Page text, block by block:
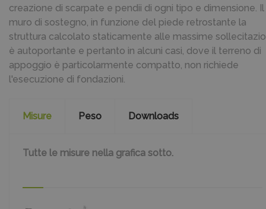
creazione di scarpate e pendii di ogni tipo e dimensione. Il
muro di sostegno, in funzione del piede retrostante la
struttura calcolato staticamente alle massime
è autoportante e pertanto in alcuni casi, dove il terreno di
appoggio è particolarmente compatto, non richiede
l'esecuzione di fondazioni.
Misure Peso Downloads
Tutte le misure nella grafica sotto.